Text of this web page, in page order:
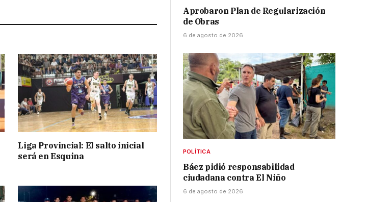
Liga Provincial: El salto inicial
será en Esquina
Aprobaron Plan de Regularización
de Obras
6 de agosto de 2026
POLÍTICA
Báez pidió responsabilidad
ciudadana contra El Niño
6 de agosto de 2026